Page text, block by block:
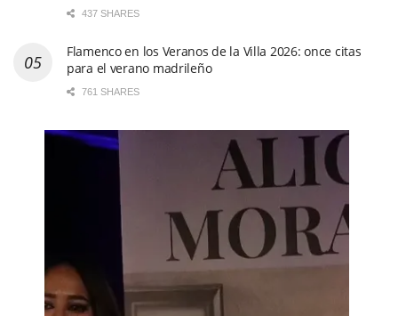
437 SHARES
Flamenco en los Veranos de la Villa 2026: once citas
para el verano madrileño
761 SHARES